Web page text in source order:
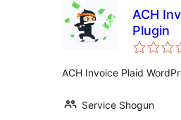
ACH
Plugin
ACH Invoice Plaid
Service Shogun